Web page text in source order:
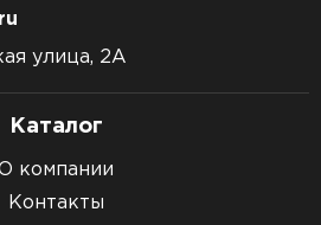
улица, 2А
Каталог
компании
Контакты